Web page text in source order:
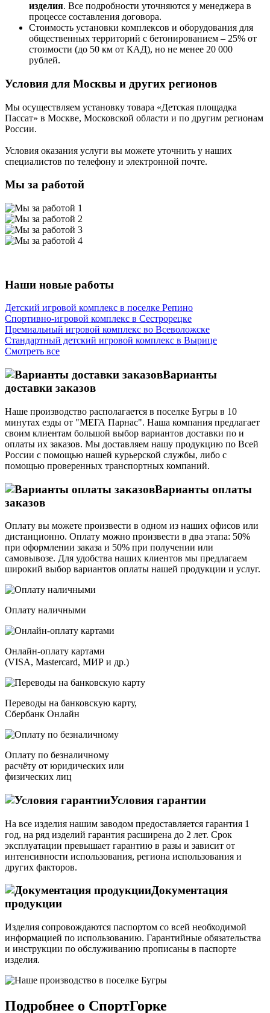
изделия. Все подробности уточняются у менеджера в
процессе составления договора.
Стоимость установки комплексов и оборудования для
общественных территорий с бетонированием – 25% от
стоимости (до 50 км от КАД), но не менее 20 000
рублей.
Условия для Москвы и других регионов
Мы осуществляем установку товара «Детская площадка
Пассат» в Москве, Московской области и по другим регионам
России.
Условия оказания услуги вы можете уточнить у наших
специалистов по телефону и электронной почте.
Мы за работой
Наши новые работы
Детский игровой комплекс в поселке Репино
Спортивно-игровой комплекс в Сестрорецке
Премиальный игровой комплекс во Всеволожске
Стандартный детский игровой комплекс в Вырице
Смотреть все
Варианты
доставки заказов
Наше производство располагается в поселке Бугры в 10
минутах езды от "МЕГА Парнас". Наша компания предлагает
своим клиентам большой выбор вариантов доставки по и
оплаты их заказов. Мы доставляем нашу продукцию по Всей
России с помощью нашей курьерской службы, либо с
помощью проверенных транспортных компаний.
Варианты оплаты
заказов
Оплату вы можете произвести в одном из наших офисов или
дистанционно. Оплату можно произвести в два этапа: 50%
при оформлении заказа и 50% при получении или
самовывозе. Для удобства наших клиентов мы предлагаем
широкий выбор вариантов оплаты нашей продукции и услуг.
Оплату наличными
Онлайн-оплату картами
(VISA, Mastercard, МИР и др.)
Переводы на банковскую карту,
Сбербанк Онлайн
Оплату по безналичному
расчёту от юридических или
физических лиц
Условия гарантии
На все изделия нашим заводом предоставляется гарантия 1
год, на ряд изделий гарантия расширена до 2 лет. Срок
эксплуатации превышает гарантию в разы и зависит от
интенсивности использования, региона использования и
других факторов.
Документация
продукции
Изделия сопровождаются паспортом со всей необходимой
информацией по использованию. Гарантийные обязательства
и инструкции по обслуживанию прописаны в паспорте
изделия.
Подробнее о СпортГорке